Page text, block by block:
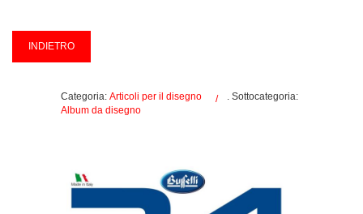
Categoria: Articoli per il disegno
. Sottocategoria:
Album da disegno